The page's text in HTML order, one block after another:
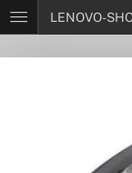
LENOVO-